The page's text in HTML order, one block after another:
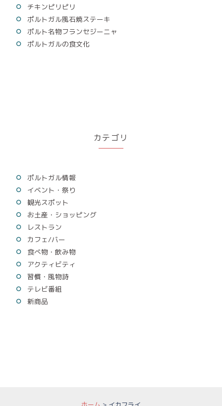
チキンピリピリ
ポルトガル風石焼ステーキ
ポルト名物フランセジーニャ
ポルトガルの食文化
カテゴリ
ポルトガル情報
イベント・祭り
観光スポット
お土産・ショッピング
レストラン
カフェ/バー
食べ物・飲み物
アクティビティ
習慣・風物詩
テレビ番組
新商品